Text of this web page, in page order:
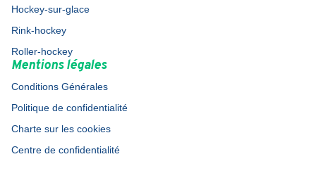
Hockey-sur-glace
Rink-hockey
Roller-hockey
Mentions légales
Conditions Générales
Politique de confidentialité
Charte sur les cookies
Centre de confidentialité